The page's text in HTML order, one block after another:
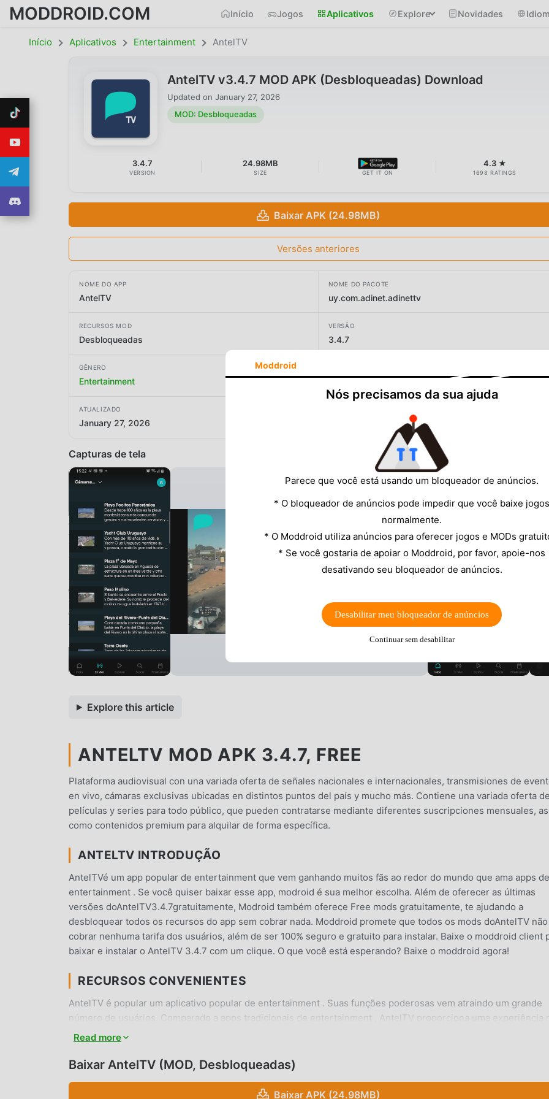
MODDROID.COM Início Jogos Aplicativos Explore Novidades
Início Aplicativos Entertainment AntelTV
AntelTV v3.4.7 MOD APK (Desbloqueadas) Download
Updated on January 27, 2026
MOD: Desbloqueadas
3.4.7
VERSION
24.98MB
SIZE GET IT ON
4.3 ★
1698 RATINGS
Baixar APK (24.98MB)
Versões anteriores
NOME DO APP
AntelTV
NOME DO PACOTE
uy.com.adinet.adinettv
RECURSOS MOD
Desbloqueadas
VERSÃO
3.4.7
GÊNERO
Entertainment Antel
ATUALIZADO
January 27, 2026
Capturas de tela
Explore this article
ANTELTV MOD APK 3.4.7, FREE
Plataforma audiovisual con una variada oferta de señales nacionales e internacionales, transmisiones de
en vivo, cámaras exclusivas ubicadas en distintos puntos del país y mucho más. Contiene una variada oferta de
películas y series para todo público, que pueden contratarse mediante diferentes suscripciones mensuales,
como contenidos premium para alquilar de forma específica.
ANTELTV INTRODUÇÃO
AntelTVé um app popular de entertainment que vem ganhando muitos fãs ao redor do mundo que ama apps de
entertainment . Se você quiser baixar esse app, modroid é sua melhor escolha. Além de oferecer as últimas
versões doAntelTV3.4.7gratuitamente, Modroid também oferece Free mods gratuitamente, te ajudando a
desbloquear todos os recursos do app sem cobrar nada. Moddroid promete que todos os mods doAntelTV
cobrar nenhuma tarifa dos usuários, além de ser 100% seguro e gratuito para instalar. Baixe o moddroid client
baixar e instalar o AntelTV 3.4.7 com um clique. O que você está esperando? Baixe o moddroid agora!
RECURSOS CONVENIENTES
AntelTV é popular um aplicativo popular de entertainment . Suas funções poderosas vem atraindo um grande
número de usuários. Comparado a apps tradicionais de entertainment , AntelTV proporciona uma experiência
rica e poderosas funcionalidades. Você somente precisa de baixar e instalarAntelTV3.4.7, para experimentar
entertainment para que troquem experiências uns com os outros e compartilhe a felicidade que eles
Read more
Baixar AntelTV (MOD, Desbloqueadas)
Baixar APK (24.98MB)
Moddroid
Nós precisamos da sua ajuda
Parece que você está usando um bloqueador de anúncios.
* O bloqueador de anúncios pode impedir que você baixe jogos
normalmente.
* O Moddroid utiliza anúncios para oferecer jogos e MODs
* Se você gostaria de apoiar o Moddroid, por favor, apoie-nos
desativando seu bloqueador de anúncios.
Desabilitar meu bloqueador de anúncios
Continuar sem desabilitar